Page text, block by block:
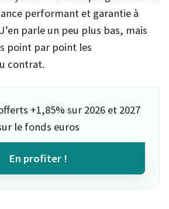
performant et garantie à
parle un peu plus bas, mais
point par point les
contrat.
+1,85% sur 2026 et 2027
le fonds euros
En profiter !